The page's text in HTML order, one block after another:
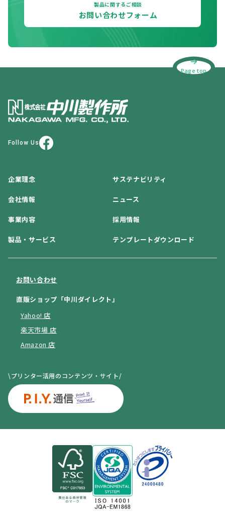
製品に関するご相談
お問い合わせフォーム
Page top
Follow Us
企業理念 サステナビリティ
会社情報 ニュース
事業内容 採用情報
製品・サービス テンプレートダウンロード
お問い合わせ
直販ショップ「中川ダイレクト」
Yahoo! 店
楽天市場 店
Amazon 店
\プリンター活用のコンテンツ・サイト/